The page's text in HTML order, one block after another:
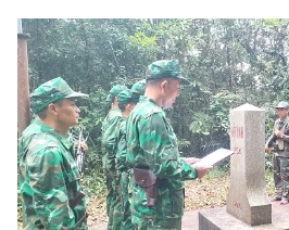
Media Thể thao
Media Giáo dục
Media Y tế
Media Khoa học - Công nghệ
Media Môi trường